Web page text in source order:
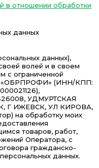
в отношении обработки
данных
данных),
волей и в своем
с ограниченной
«ОБРПРОФИ» (ИНН/КПП:
УДМУРТСКАЯ
Г ИЖЕВСК, УЛ КИРОВА,
на обработку моих
товаров, работ,
Оператора, с
гражданско-
данных.